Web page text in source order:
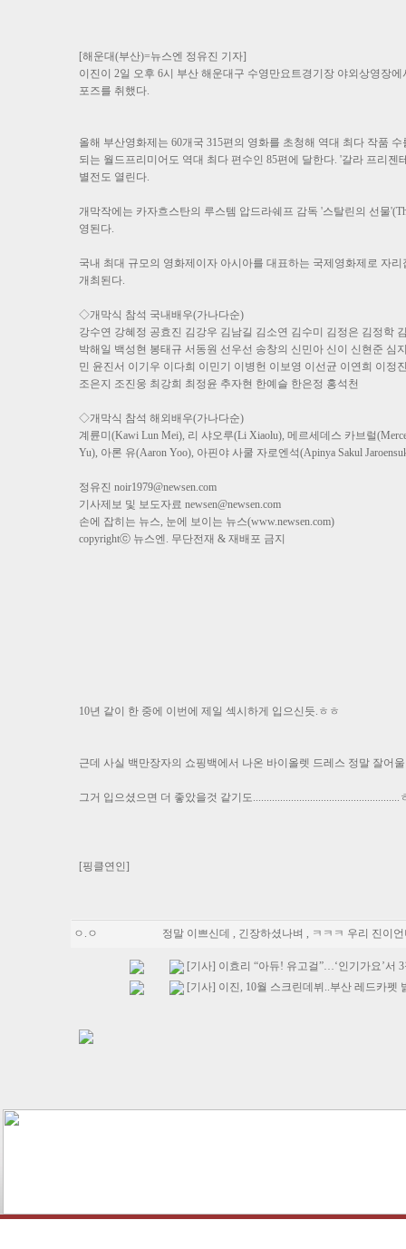
[해운대(부산)=뉴스엔 정유진 기자]
이진이 2일 오후 6시 부산 해운대구 수영만요트경기장 야외상영장
포즈를 취했다.
올해 부산영화제는 60개국 315편의 영화를 초청해 역대 최다 작품
되는 월드프리미어도 역대 최다 편수인 85편에 달한다. '갈라 프리
별전도 열린다.
개막작에는 카자흐스탄의 루스템 압드라쉐프 감독 '스탈린의 선물
영된다.
국내 최대 규모의 영화제이자 아시아를 대표하는 국제영화제로 자
개최된다.
◇개막식 참석 국내배우(가나다순)
강수연 강혜정 공효진 김강우 김남길 김소연 김수미 김정은 김정학
박해일 백성현 봉태규 서동원 선우선 송창의 신민아 신이 신현준
민 윤진서 이기우 이다희 이민기 이병헌 이보영 이선균 이연희 이
조은지 조진웅 최강희 최정윤 추자현 한예슬 한은정 홍석천
◇개막식 참석 해외배우(가나다순)
계륜미(Kawi Lun Mei), 리 샤오루(Li Xiaolu), 메르세데스 카브럴
Yu), 아론 유(Aaron Yoo), 아핀야 사쿨 자로엔석(Apinya Sakul
정유진noir1979@newsen.com
기사제보 및 보도자료newsen@newsen.com
손에 잡히는 뉴스, 눈에 보이는 뉴스(www.newsen.com)
copyrightⓒ 뉴스엔. 무단전재 & 재배포 금지
10년 같이 한 중에 이번에 제일 섹시하게 입으신듯.ㅎㅎ
근데 사실 백만장자의 쇼핑백에서 나온 바이올렛 드레스 정말 잘어
그거 입으셨으면 더 좋았을것 같기도......................................................
[핑클연인]
ㅇ.ㅇ 정말 이쁘신데 , 긴장하셨나벼 , ㅋㅋㅋ 우리 진이
[기사] 이효리 “아듀! 유고걸”…‘인기가요’서
[기사] 이진, 10월 스크린데뷔..부산 레드카펫